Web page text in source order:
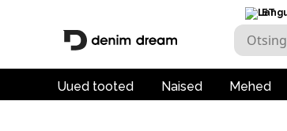
ET
Uued tooted Naised Mehed